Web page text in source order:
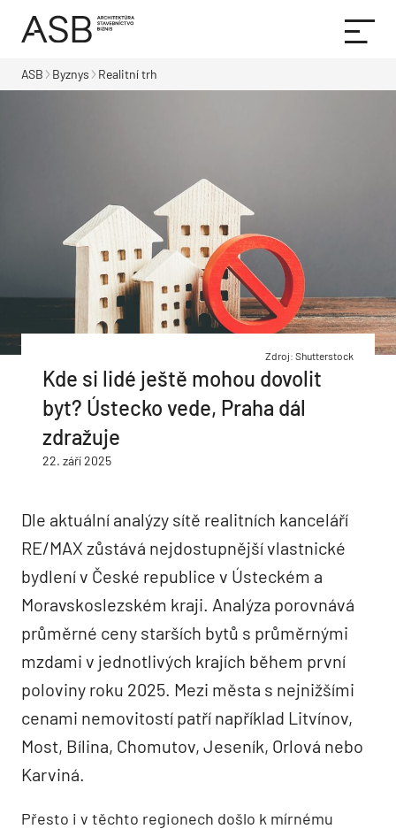
ASB Byznys Realitní trh
Zdroj: Shutterstock
Kde si lidé ještě mohou dovolit
byt? Ústecko vede, Praha dál
zdražuje
22. září 2025
Dle aktuální analýzy sítě realitních kanceláří
RE/MAX zůstává nejdostupnější vlastnické
bydlení v České republice v Ústeckém a
Moravskoslezském kraji. Analýza porovnává
průměrné ceny starších bytů s průměrnými
mzdami v jednotlivých krajích během první
poloviny roku 2025. Mezi města s nejnižšími
cenami nemovitostí patří například Litvínov,
Most, Bílina, Chomutov, Jeseník, Orlová nebo
Karviná.
Přesto i v těchto regionech došlo k mírnému